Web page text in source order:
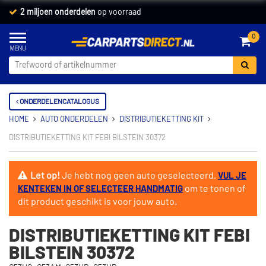
2 miljoen onderdelen op voorraad
0
ONDERDELENCATALOGUS
HOME AUTO ONDERDELEN DISTRIBUTIEKETTING KIT
DISTRIBUTIEKETTING KIT FEBI BILSTEIN 30372
Let op!Je hebt nog geen auto geselecteerd. VUL JE
KENTEKEN IN OF SELECTEER HANDMATIG om te tonen of
dit product geschikt is voor jouw auto.
DISTRIBUTIEKETTING KIT FEBI
BILSTEIN 30372